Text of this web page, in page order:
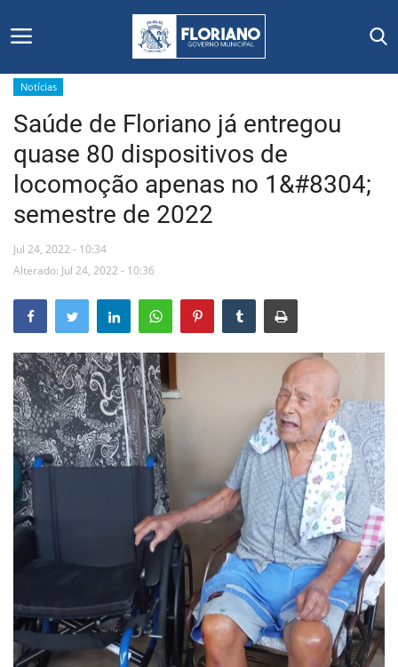
Início
Editais
Floriano
Secretarias e Órgãos
Mural de Licitações
Vídeos
Webmail
Contato
Notícias
Saúde de Floriano já entregou
quase 80 dispositivos de
locomoção apenas no 1&#8304;
semestre de 2022
Jul 24, 2022 - 10:34
Alterado: Jul 24, 2022 - 10:36